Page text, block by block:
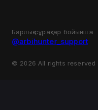
Барлық сұрақтар бойынша
@arbihunter_support
© 2026 All rights reserved